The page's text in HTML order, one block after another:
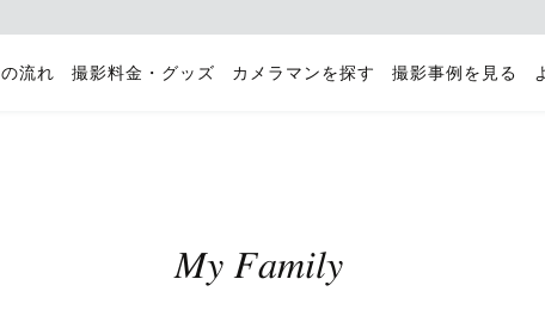
流れ 撮影料金・グッズ カメラマンを探す 撮影事例を見る
𝑀𝑦 𝐹𝑎𝑚𝑖𝑙𝑦